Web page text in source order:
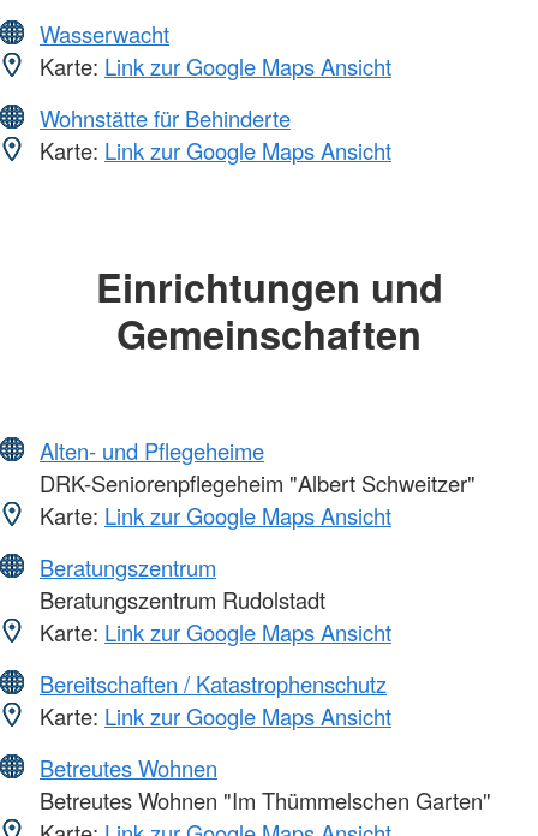
Wasserwacht
Karte: Link zur Google Maps Ansicht
Wohnstätte für Behinderte
Karte: Link zur Google Maps Ansicht
Einrichtungen und
Gemeinschaften
Alten- und Pflegeheime
DRK-Seniorenpflegeheim "Albert Schweitzer"
Karte: Link zur Google Maps Ansicht
Beratungszentrum
Beratungszentrum Rudolstadt
Karte: Link zur Google Maps Ansicht
Bereitschaften / Katastrophenschutz
Karte: Link zur Google Maps Ansicht
Betreutes Wohnen
Betreutes Wohnen "Im Thümmelschen Garten"